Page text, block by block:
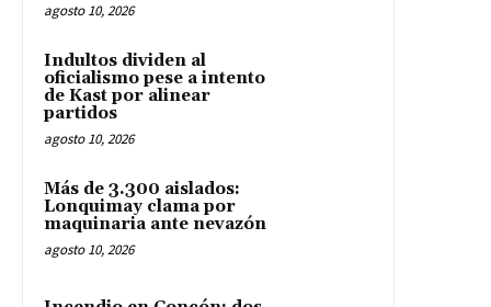
agosto 10, 2026
Indultos dividen al
oficialismo pese a intento
de Kast por alinear
partidos
agosto 10, 2026
Más de 3.300 aislados:
Lonquimay clama por
maquinaria ante nevazón
agosto 10, 2026